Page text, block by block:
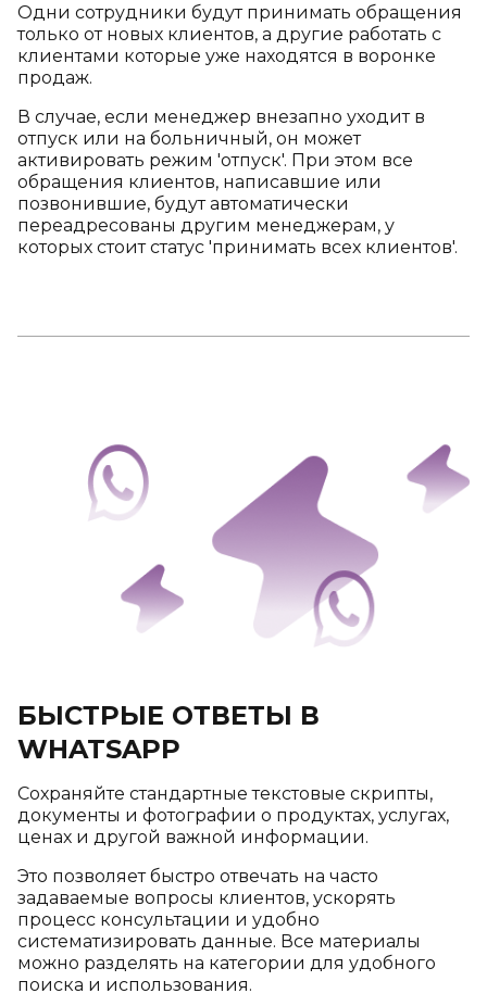
Одни сотрудники будут принимать обращения
только от новых клиентов, а другие работать с
клиентами которые уже находятся в воронке
продаж.
В случае, если менеджер внезапно уходит в
отпуск или на больничный, он может
активировать режим 'отпуск'. При этом все
обращения клиентов, написавшие или
позвонившие, будут автоматически
переадресованы другим менеджерам, у
которых стоит статус 'принимать всех клиентов'.
БЫСТРЫЕ ОТВЕТЫ В
WHATSAPP
Сохраняйте стандартные текстовые скрипты,
документы и фотографии о продуктах, услугах,
ценах и другой важной информации.
Это позволяет быстро отвечать на часто
задаваемые вопросы клиентов, ускорять
процесс консультации и удобно
систематизировать данные. Все материалы
можно разделять на категории для удобного
поиска и использования.